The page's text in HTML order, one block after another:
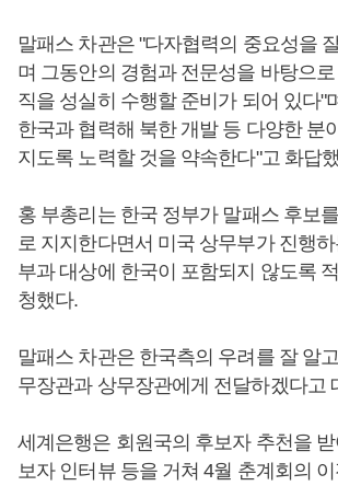
말패스 차관은 "다자협력의 중요성을
며 그동안의 경험과 전문성을 바탕으
직을 성실히 수행할 준비가 되어 있다"
한국과 협력해 북한 개발 등 다양한 분
지도록 노력할 것을 약속한다"고 화답
홍 부총리는 한국 정부가 말패스 후보
로 지지한다면서 미국 상무부가 진행하
부과 대상에 한국이 포함되지 않도록
청했다.
말패스 차관은 한국측의 우려를 잘 알
무장관과 상무장관에게 전달하겠다고
세계은행은 회원국의 후보자 추천을
보자 인터뷰 등을 거쳐 4월 춘계회의